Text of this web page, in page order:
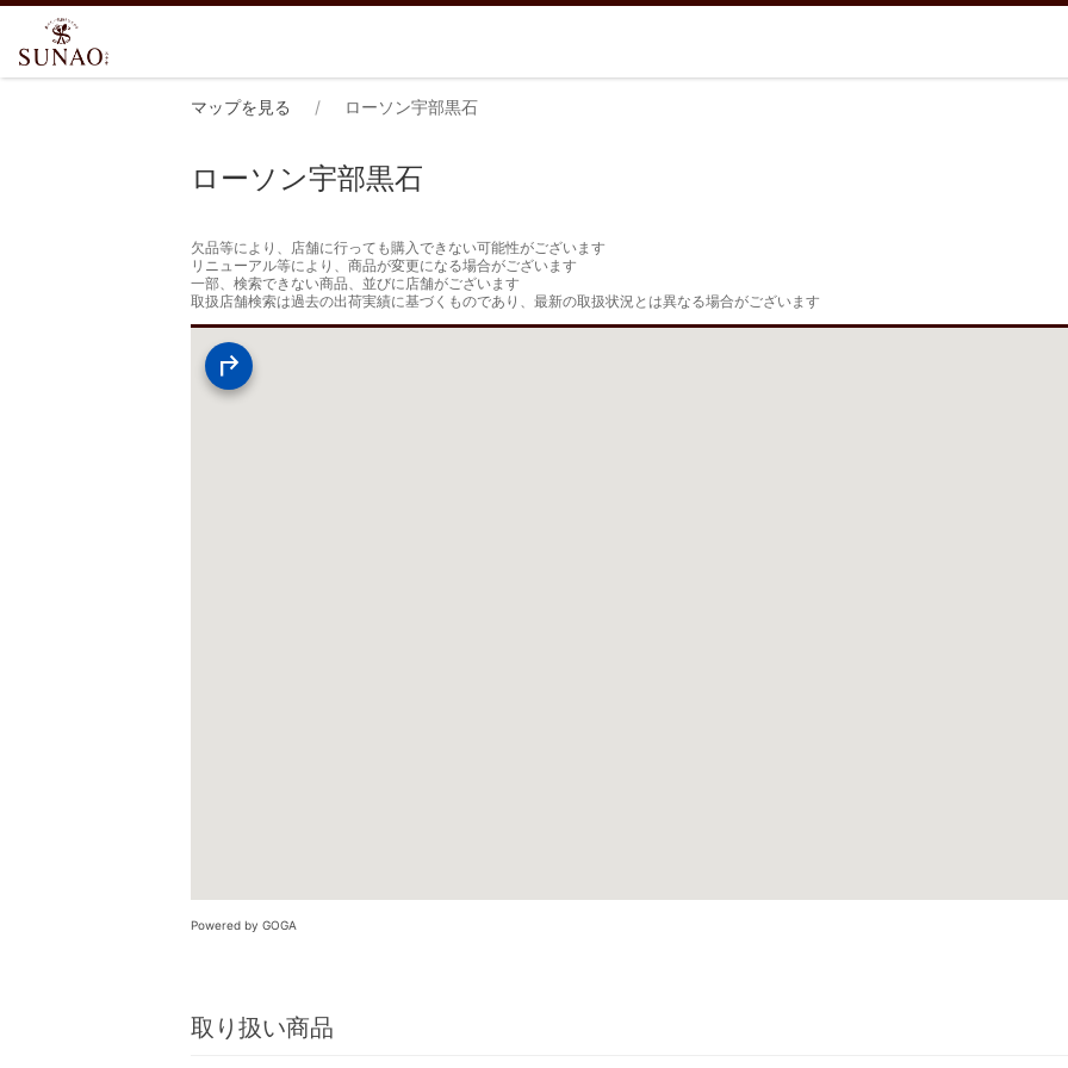
マップを見る ローソン宇部黒石
ローソン宇部黒石
欠品等により、店舗に行っても購入できない可能性がございます
リニューアル等により、商品が変更になる場合がございます
一部、検索できない商品、並びに店舗がございます
取扱店舗検索は過去の出荷実績に基づくものであり、最新の取扱状況とは異なる場合がございます
Powered by GOGA
取り扱い商品